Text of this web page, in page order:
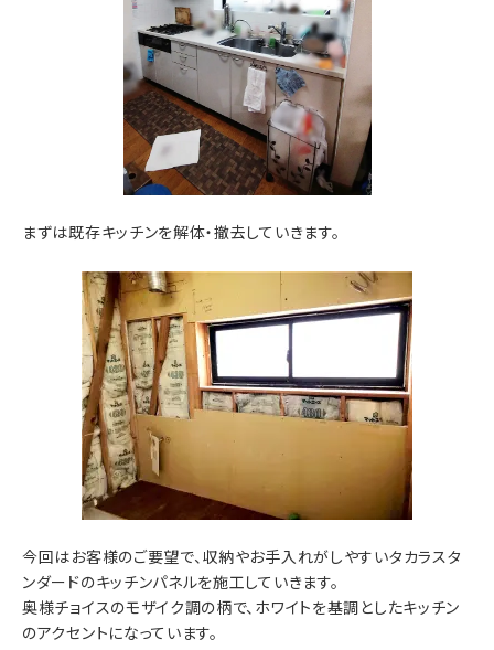
まずは既存キッチンを解体・撤去していきます。
今回はお客様のご要望で、収納やお手入れがしやすいタカラスタ
ンダードのキッチンパネルを施工していきます。
奥様チョイスのモザイク調の柄で、ホワイトを基調としたキッチン
のアクセントになっています。